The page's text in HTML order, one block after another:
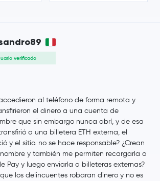
verificado
al teléfono de forma remota y
el dinero a una cuenta de
que sin embargo nunca abrí, y de esa
a una billetera ETH externa, el
y el sitio. no se hace responsable? ¿Crean
y también me permiten recargarla a
Pay y luego enviarla a billeteras externas?
los delincuentes robaran dinero y no es